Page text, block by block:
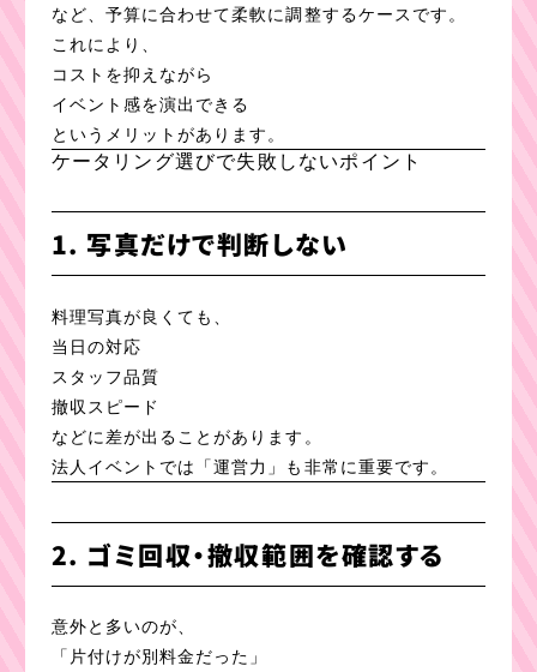
など、予算に合わせて柔軟に調整するケースです。
これにより、
コストを抑えながら
イベント感を演出できる
というメリットがあります。
ケータリング選びで失敗しないポイント
1. 写真だけで判断しない
料理写真が良くても、
当日の対応
スタッフ品質
撤収スピード
などに差が出ることがあります。
法人イベントでは「運営力」も非常に重要です。
2. ゴミ回収・撤収範囲を確認する
意外と多いのが、
「片付けが別料金だった」